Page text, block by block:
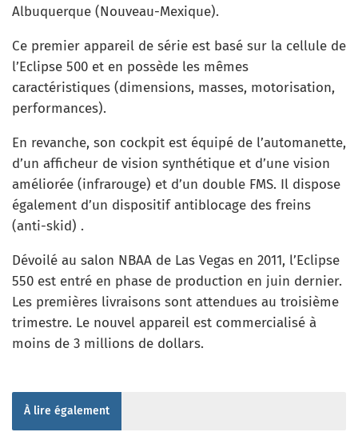
Albuquerque (Nouveau-Mexique).
Ce premier appareil de série est basé sur la cellule de
l’Eclipse 500 et en possède les mêmes
caractéristiques (dimensions, masses, motorisation,
performances).
En revanche, son cockpit est équipé de l’automanette,
d’un afficheur de vision synthétique et d’une vision
améliorée (infrarouge) et d’un double FMS. Il dispose
également d’un dispositif antiblocage des freins
(anti-skid) .
Dévoilé au salon NBAA de Las Vegas en 2011, l’Eclipse
550 est entré en phase de production en juin dernier.
Les premières livraisons sont attendues au troisième
trimestre. Le nouvel appareil est commercialisé à
moins de 3 millions de dollars.
À lire également